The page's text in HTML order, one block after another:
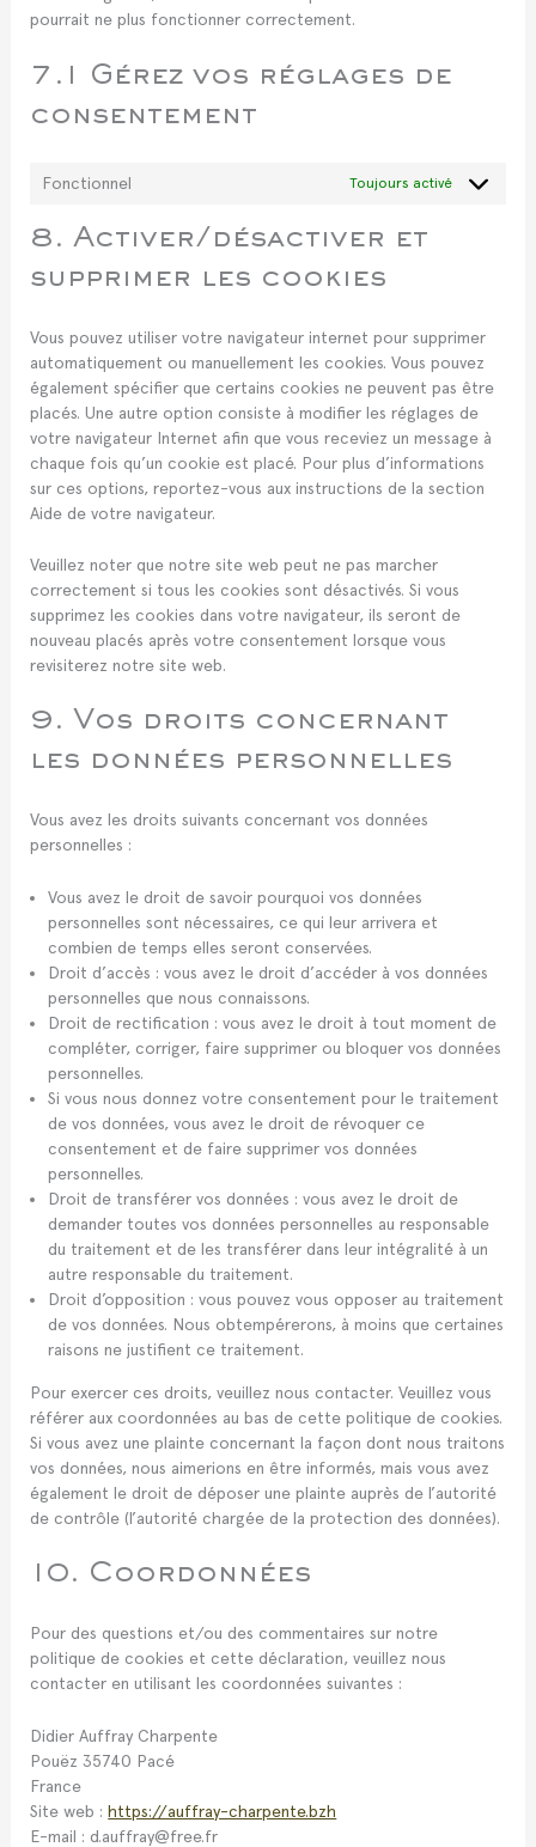
pourrait ne plus fonctionner correctement.
7.1 Gérez vos réglages de
consentement
Fonctionnel Toujours activé
8. Activer/désactiver et
supprimer les cookies
Vous pouvez utiliser votre navigateur internet pour supprimer
automatiquement ou manuellement les cookies. Vous pouvez
également spécifier que certains cookies ne peuvent pas être
placés. Une autre option consiste à modifier les réglages de
votre navigateur Internet afin que vous receviez un message à
chaque fois qu’un cookie est placé. Pour plus d’informations
sur ces options, reportez-vous aux instructions de la section
Aide de votre navigateur.
Veuillez noter que notre site web peut ne pas marcher
correctement si tous les cookies sont désactivés. Si vous
supprimez les cookies dans votre navigateur, ils seront de
nouveau placés après votre consentement lorsque vous
revisiterez notre site web.
9. Vos droits concernant
les données personnelles
Vous avez les droits suivants concernant vos données
personnelles :
Vous avez le droit de savoir pourquoi vos données
personnelles sont nécessaires, ce qui leur arrivera et
combien de temps elles seront conservées.
Droit d’accès : vous avez le droit d’accéder à vos données
personnelles que nous connaissons.
Droit de rectification : vous avez le droit à tout moment de
compléter, corriger, faire supprimer ou bloquer vos données
personnelles.
Si vous nous donnez votre consentement pour le traitement
de vos données, vous avez le droit de révoquer ce
consentement et de faire supprimer vos données
personnelles.
Droit de transférer vos données : vous avez le droit de
demander toutes vos données personnelles au responsable
du traitement et de les transférer dans leur intégralité à un
autre responsable du traitement.
Droit d’opposition : vous pouvez vous opposer au traitement
de vos données. Nous obtempérerons, à moins que certaines
raisons ne justifient ce traitement.
Pour exercer ces droits, veuillez nous contacter. Veuillez vous
référer aux coordonnées au bas de cette politique de cookies.
Si vous avez une plainte concernant la façon dont nous traitons
vos données, nous aimerions en être informés, mais vous avez
également le droit de déposer une plainte auprès de l’autorité
de contrôle (l’autorité chargée de la protection des données).
10. Coordonnées
Pour des questions et/ou des commentaires sur notre
politique de cookies et cette déclaration, veuillez nous
contacter en utilisant les coordonnées suivantes :
Didier Auffray Charpente
Pouëz 35740 Pacé
France
Site web :https://auffray-charpente.bzh
E-mail : d.auffray@free.fr